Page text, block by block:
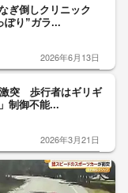
ぎ倒しクリニック
り”ガラ...
2026年6月13日
突 歩行者はギリギ
制御不能...
2026年3月21日